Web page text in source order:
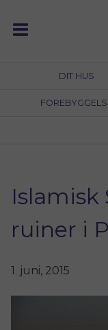
content
DIT HUS
Islamisk
ruiner i
1. juni, 2015